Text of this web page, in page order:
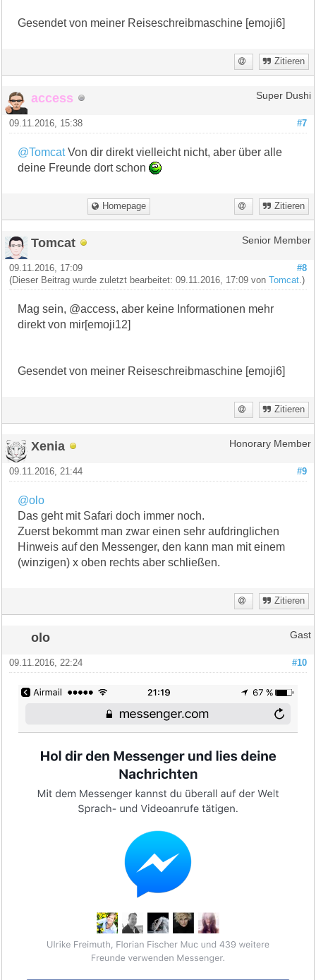
Gesendet von meiner Reiseschreibmaschine [emoji6]
Zitieren
access Super Dushi
#7
09.11.2016, 15:38
@TomcatVon dir direkt vielleicht nicht, aber über alle
deine Freunde dort schon
Homepage Zitieren
Tomcat Senior Member
#8
09.11.2016, 17:09
(Dieser Beitrag wurde zuletzt bearbeitet: 09.11.2016, 17:09 vonTomcat .)
Mag sein, @access, aber keine Informationen mehr
direkt von mir[emoji12]
Gesendet von meiner Reiseschreibmaschine [emoji6]
Zitieren
Xenia Honorary Member
#9
09.11.2016, 21:44
@olo
Das geht mit Safari doch immer noch.
Zuerst bekommt man zwar einen sehr aufdringlichen
Hinweis auf den Messenger, den kann man mit einem
(winzigen) x oben rechts aber schließen.
Zitieren
olo Gast
#10
09.11.2016, 22:24